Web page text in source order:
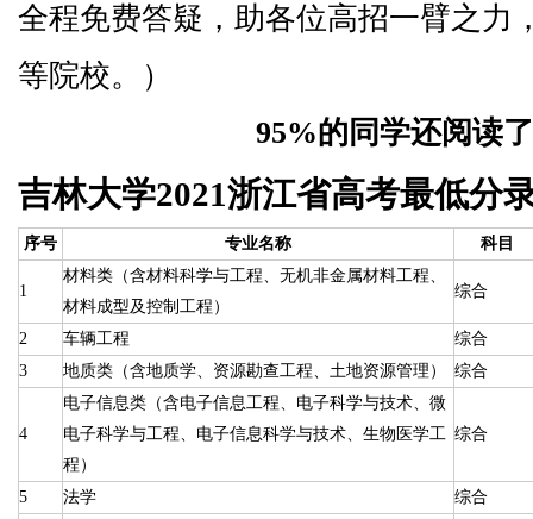
全程免费答疑，助各位高招一臂之力
等院校。）
95%的同学还阅读
吉林大学2021浙江省高考最低分
序号 专业名称 科目
1
材料类（含材料科学与工程、无机非金属材料工程、
材料成型及控制工程）
综合
2 车辆工程
综合
3
地质类（含地质学、资源勘查工程、土地资源管理） 综合
4
电子信息类（含电子信息工程、电子科学与技术、微
电子科学与工程、电子信息科学与技术、生物医学工
程）
综合
5 法学
综合